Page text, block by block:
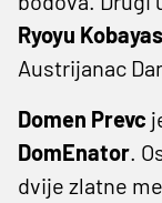
Ryoyu
Austrijanac
Domen Prevc
DomEnator.
dvije zlatne